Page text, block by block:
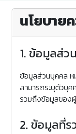
นโยบาย
1. ข้อมูลส่ว
ข้อมูลส่วนบุคคล ห
สามารถระบุตัวบุค
รวมถึงข้อมูลของ
2. ข้อมูลที่